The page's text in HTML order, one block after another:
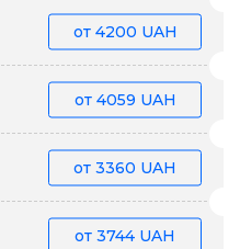
от 4200 UAH
от 4059 UAH
от 3360 UAH
от 3744 UAH